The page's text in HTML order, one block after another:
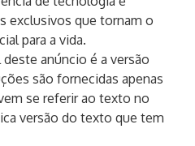
exclusivos que tornam o
para a vida.
anúncio é a versão
são fornecidas apenas
se referir ao texto no
versão do texto que tem